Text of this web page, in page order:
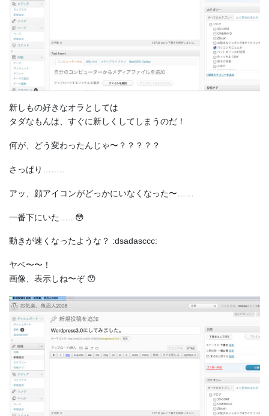
新しもの好きなオラとしては
タダなもんは、すぐに新しくしてしまうのだ！
何が、どう変わったんじゃ〜？？？？？
さっぱり……..
アッ、顔アイコンがどっかにいなくなった〜……
一番下にいた….. 😳
動きが速くなったような？ :dsadasccc:
ヤベ〜〜！
画像、表示しね〜ぞ 😯